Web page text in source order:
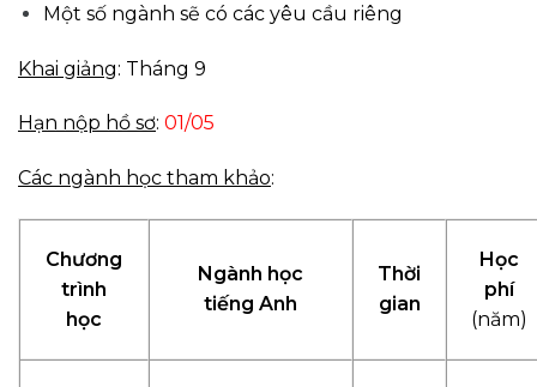
Một số ngành sẽ có các yêu cầu riêng
Khai giảng: Tháng 9
Hạn nộp hồ sơ: 01/05
Các ngành học tham khảo:
Chương
trình
học
Ngành học
tiếng Anh
Thời
gian
Học
phí
(năm)